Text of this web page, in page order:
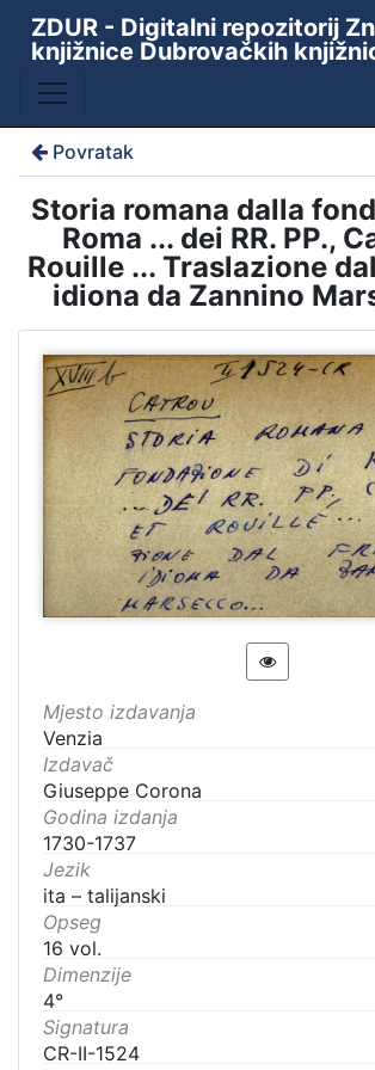
ZDUR - Digitalni repozitorij
knjižnice Dubrovačkih
Povratak
Storia romana dalla
Roma ... dei RR. PP.,
Rouille ... Traslazione
idiona da Zannino
Mjesto izdavanja
Venzia
Izdavač
Giuseppe Corona
Godina izdanja
1730-1737
Jezik
ita – talijanski
Opseg
16 vol.
Dimenzije
4°
Signatura
CR-II-1524